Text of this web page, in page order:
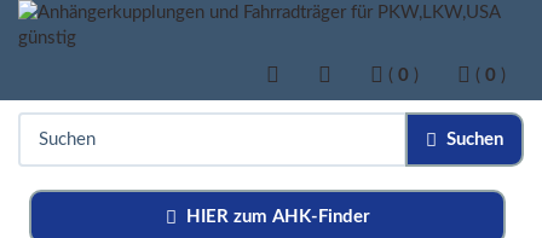
( 0 ) ( 0 )
Suchen
HIER zum AHK-Finder